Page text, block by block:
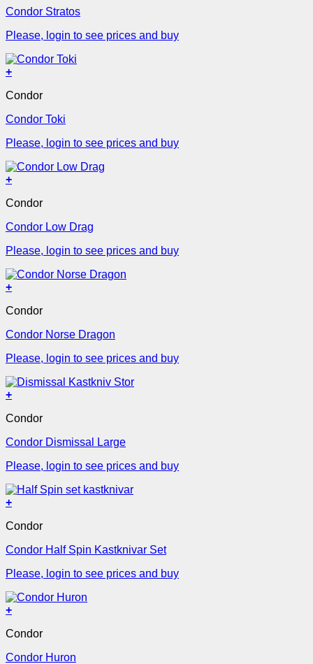
Condor Stratos
Please, login to see prices and buy
+
Condor
Condor Toki
Please, login to see prices and buy
+
Condor
Condor Low Drag
Please, login to see prices and buy
+
Condor
Condor Norse Dragon
Please, login to see prices and buy
+
Condor
Condor Dismissal Large
Please, login to see prices and buy
+
Condor
Condor Half Spin Kastknivar Set
Please, login to see prices and buy
+
Condor
Condor Huron